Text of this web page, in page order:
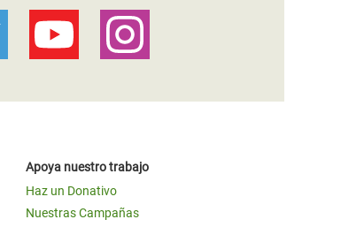
Apoya nuestro trabajo
Haz un Donativo
Nuestras Campañas